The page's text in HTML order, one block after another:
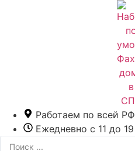
Работаем по всей РФ
Ежедневно с 11 до 19
Search